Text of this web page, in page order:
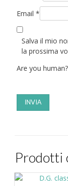
Email *
Salva il mio
la prossima
Are you
Prodotti